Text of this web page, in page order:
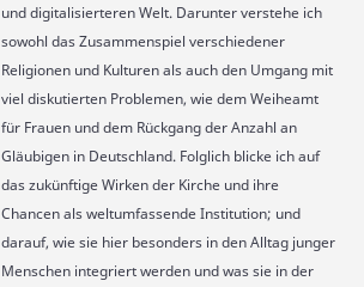
und digitalisierteren Welt. Darunter verstehe ich
sowohl das Zusammenspiel verschiedener
Religionen und Kulturen als auch den Umgang mit
viel diskutierten Problemen, wie dem Weiheamt
für Frauen und dem Rückgang der Anzahl an
Gläubigen in Deutschland. Folglich blicke ich auf
das zukünftige Wirken der Kirche und ihre
Chancen als weltumfassende Institution; und
darauf, wie sie hier besonders in den Alltag junger
Menschen integriert werden und was sie in der